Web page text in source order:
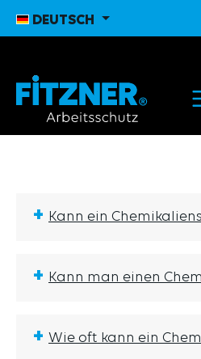
Zur Hauptnavigation
DEUTSCH
+ Kann ein
+ Kann man einen
+ Wie oft kann ein